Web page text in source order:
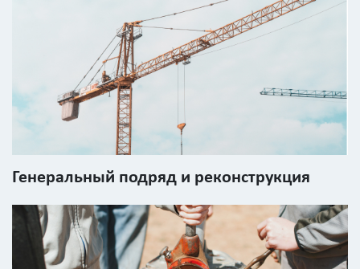
Генеральный подряд и реконструкция